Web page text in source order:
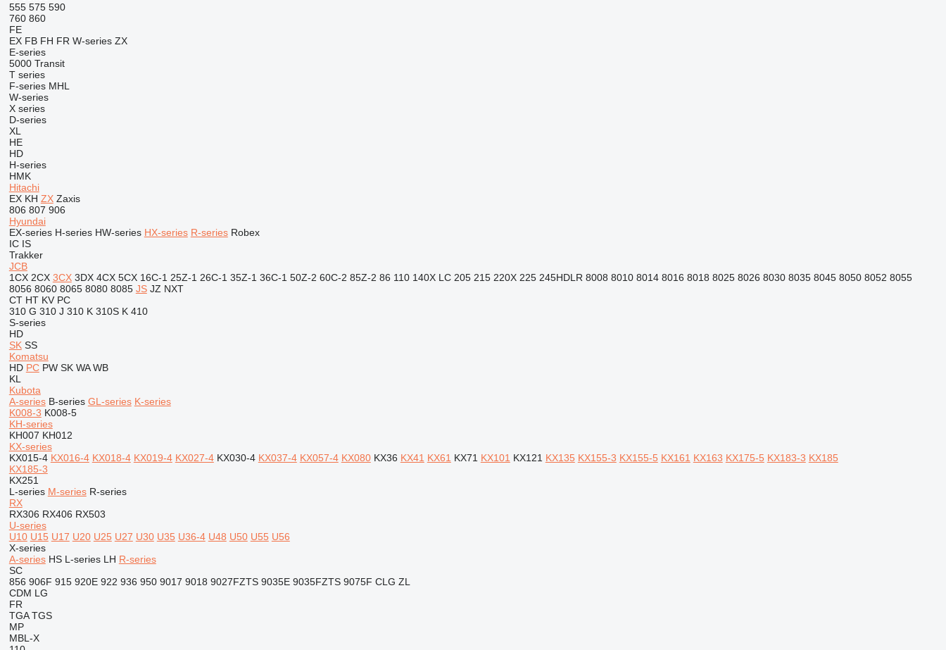
555 575 590
760 860
FE
EX FB FH FR W-series ZX
E-series
5000 Transit
T series
F-series MHL
W-series
X series
D-series
XL
HE
HD
H-series
HMK
Hitachi
EX KH ZX Zaxis
806 807 906
Hyundai
EX-series H-series HW-series HX-series R-series Robex
IC IS
Trakker
JCB
1CX 2CX 3CX 3DX 4CX 5CX 16C-1 25Z-1 26C-1 35Z-1 36C-1 50Z-2 60C-2 85Z-2 86 110 140X LC 205 215 220X 225 245HDLR 8008 8010 8014 8016 8018 8025 8026 8030 8035 8045 8050 8052 8055
8056 8060 8065 8080 8085 JS JZ NXT
CT HT KV PC
310 G 310 J 310 K 310S K 410
S-series
HD
SK SS
Komatsu
HD PC PW SK WA WB
KL
Kubota
A-series B-series GL-series K-series
K008-3 K008-5
KH-series
KH007 KH012
KX-series
KX015-4 KX016-4 KX018-4 KX019-4 KX027-4 KX030-4 KX037-4 KX057-4 KX080 KX36 KX41 KX61 KX71 KX101 KX121 KX135 KX155-3 KX155-5 KX161 KX163 KX175-5 KX183-3 KX185
KX185-3
KX251
L-series M-series R-series
RX
RX306 RX406 RX503
U-series
U10 U15 U17 U20 U25 U27 U30 U35 U36-4 U48 U50 U55 U56
X-series
A-series HS L-series LH R-series
SC
856 906F 915 920E 922 936 950 9017 9018 9027FZTS 9035E 9035FZTS 9075F CLG ZL
CDM LG
FR
TGA TGS
MP
MBL-X